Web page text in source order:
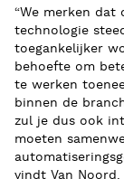
“We merken dat
technologie
toegankelijker
behoefte om
te werken
binnen de
zul je dus ook
moeten
vindt Van Noord.